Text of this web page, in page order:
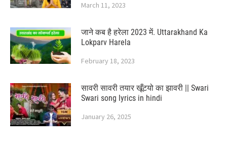
March 11, 2023
जाने कब है हरेला 2023 में. Uttarakhand Ka
Lokparv Harela
February 18, 2023
सावरी सावरी तयार खूँटयो का झावरी || Swari
Swari song lyrics in hindi
January 26, 2025